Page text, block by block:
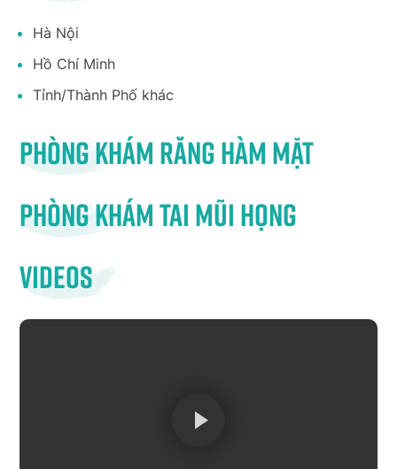
Hà Nội
Hồ Chí Minh
Tỉnh/Thành Phố khác
Phòng khám răng hàm mặt
Phòng khám tai mũi họng
Videos